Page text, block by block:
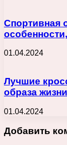
Спортивная
01.04.2024
Лучшие
образа жизни
01.04.2024
Добавить